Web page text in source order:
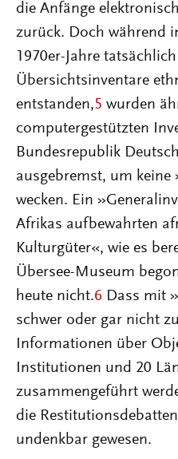
die Anfänge
zurück. Doch während
1970er-Jahre
Übersichtsinventare
entstanden,5 wurden
computergestützten
Bundesrepublik
ausgebremst, um keine
wecken. Ein
Afrikas aufbewahrten
Kulturgüter«, wie es
Übersee-Museum
heute nicht.6 Dass mit
schwer oder gar nicht
Informationen über
Institutionen und 20
zusammengeführt
die
undenkbar gewesen.